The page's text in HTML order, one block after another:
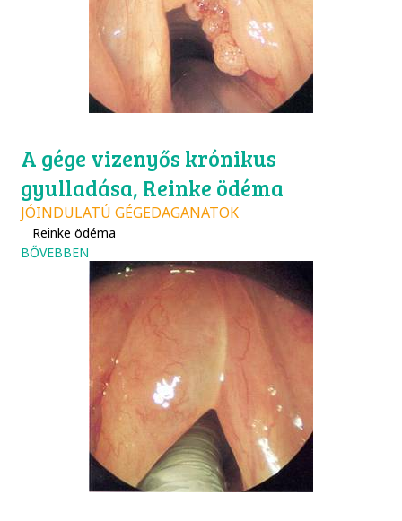
A gége vizenyős krónikus
gyulladása, Reinke ödéma
JÓINDULATÚ GÉGEDAGANATOK
Reinke ödéma
BŐVEBBEN